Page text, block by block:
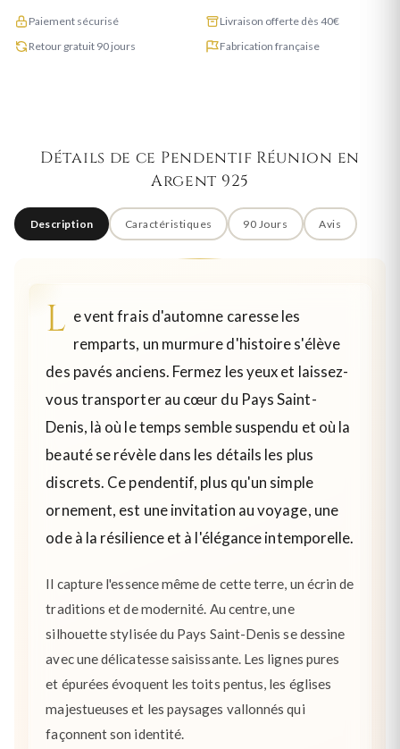
Paiement sécurisé
Livraison offerte dès 40€
Retour gratuit 90 jours
Fabrication française
Détails de ce Pendentif Réunion en
Argent 925
Description Caractéristiques 90 Jours Avis
L e vent frais d'automne caresse les
remparts, un murmure d'histoire s'élève
des pavés anciens. Fermez les yeux et laissez-
vous transporter au cœur du Pays Saint-
Denis, là où le temps semble suspendu et où la
beauté se révèle dans les détails les plus
discrets. Ce pendentif, plus qu'un simple
ornement, est une invitation au voyage, une
ode à la résilience et à l'élégance intemporelle.
Il capture l'essence même de cette terre, un écrin de
traditions et de modernité. Au centre, une
silhouette stylisée du Pays Saint-Denis se dessine
avec une délicatesse saisissante. Les lignes pures
et épurées évoquent les toits pentus, les églises
majestueuses et les paysages vallonnés qui
façonnent son identité.